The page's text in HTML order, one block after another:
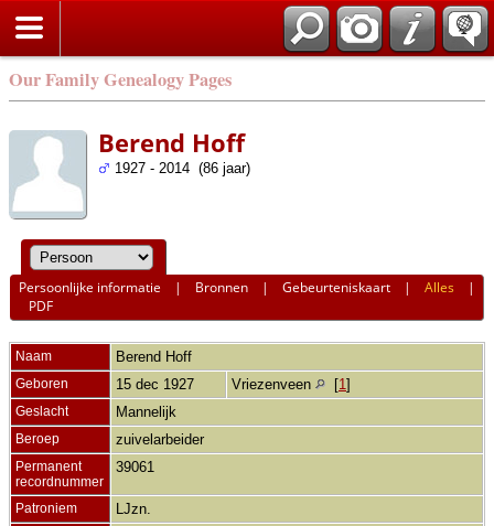
Our Family Genealogy Pages
Berend Hoff
1927 - 2014 (86 jaar)
Persoonlijke informatie | Bronnen |Gebeurteniskaart |Alles |
PDF
Naam Berend Hoff
Geboren 15 dec 1927 Vriezenveen [1 ]
Geslacht Mannelijk
Beroep zuivelarbeider
Permanent
recordnummer
39061
Patroniem LJzn.